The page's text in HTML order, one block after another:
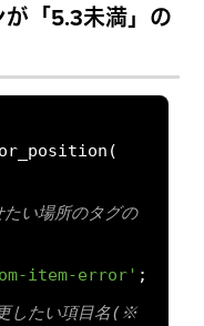
「5.3未満」の
(
い場所のタグの
item-error' ;
したい項目名(※